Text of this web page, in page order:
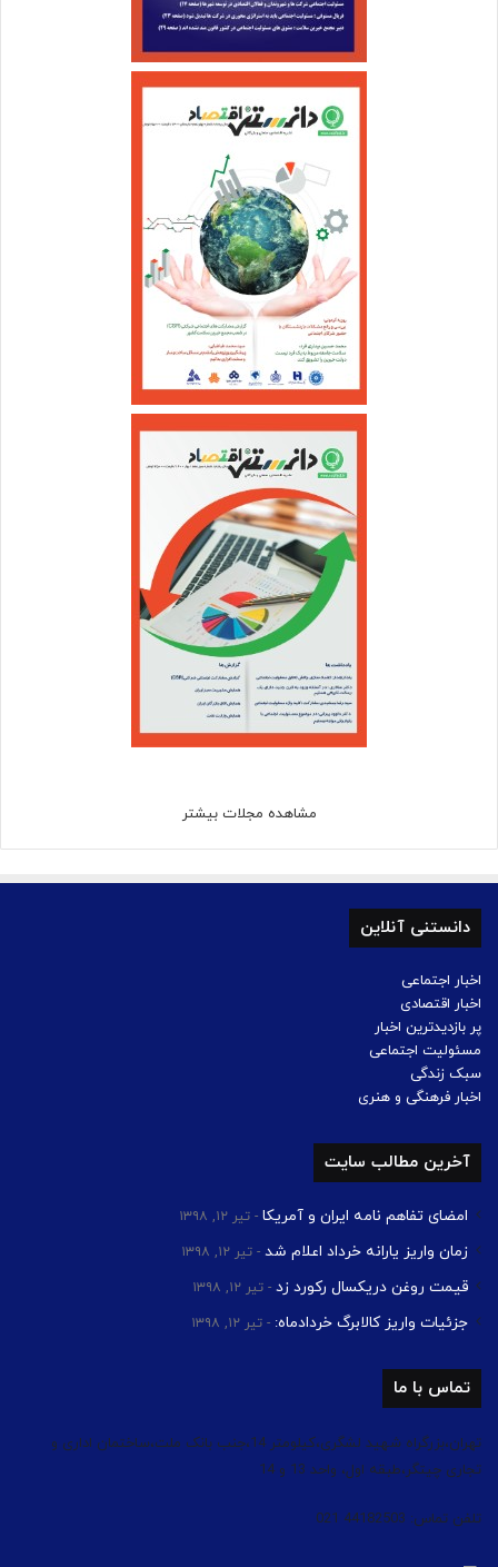
مشاهده مجلات بیشتر
دانستنی آنلاین
اخبار اجتماعی
اخبار اقتصادی
پر بازدیدترین اخبار
مسئولیت اجتماعی
سبک زندگی
اخبار فرهنگی و هنری
آخرین مطالب سایت
امضای تفاهم نامه ایران و آمریکا تیر ۱۲, ۱۳۹۸
زمان واریز یارانه خرداد اعلام شد تیر ۱۲, ۱۳۹۸
قیمت روغن دریکسال رکورد زد تیر ۱۲, ۱۳۹۸
جزئیات واریز کالابرگ خردادماه: تیر ۱۲, ۱۳۹۸
تماس با ما
تهران،بزرگراه شهید لشگری،کیلومتر 14،جنب بانک ملت،ساختمان اداری و
تجاری چیتگر،طبقه اول، واحد 13 و 14
تلفن تماس: 44182503 021